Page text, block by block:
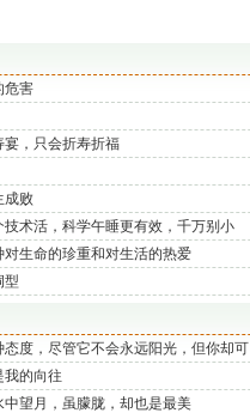
危害
宴，只会折寿折福
成败
技术活，科学午睡更有效，千万别小
对生命的珍重和对生活的热爱
型
态度，尽管它不会永远阳光，但你却可
那片艳阳
我的向往
中望月，虽朦胧，却也是最美